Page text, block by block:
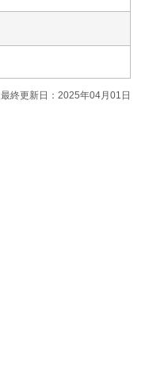
最終更新日：2025年04月01日